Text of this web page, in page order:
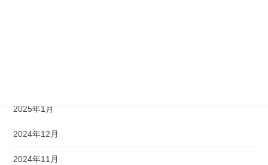
2025年1月
2024年12月
2024年11月